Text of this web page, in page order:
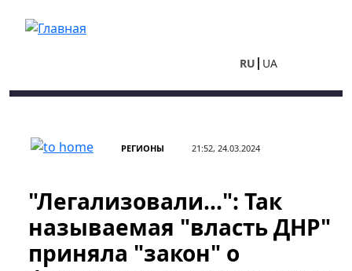
RU UA
РЕГИОНЫ 21:52, 24.03.2024
"Легализовали...": Так
называемая "власть ДНР"
приняла "закон" о